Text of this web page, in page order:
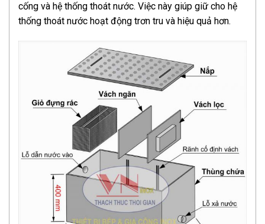
cống và hệ thống thoát nước. Việc này giúp giữ cho hệ
thống thoát nước hoạt động trơn tru và hiệu quả hơn.